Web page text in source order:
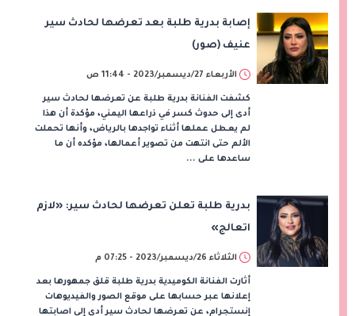
إصابة بدرية طلبة بعد تعرضها لحادث سير
عنيف (صور)
الأربعاء 27/ديسمبر/2023 - 11:44 ص
كشفت الفنانة بدرية طلبة عن تعرضها لحادث سير
أدى إلى حدوث كسر في ذراعها اليمني، مؤكدة أن هذا
لم يعطل عملها أثناء تواجدها بالرياض، وأنها تحملت
الألم حتى انتهت من تصوير أعمالها، مؤكده أن ما
ساعدها على ...
بدرية طلبة تعلن تعرضها لحادث سير: «لازم
اتعالج»
الثلاثاء 26/ديسمبر/2023 - 07:25 م
أثارت الفنانة الكوميدية بدرية طلبة قلق جمهورها بعد
إعلانها عبر حسابها على موقع الصور والفيديوهات
إنستجرام، عن تعرضها لحادث سير أدى إلى اصابتها